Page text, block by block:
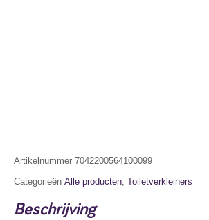
Artikelnummer 7042200564100099
Categorieën Alle producten, Toiletverkleiners
Beschrijving